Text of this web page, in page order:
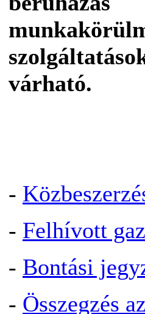
várható.
-
- Felhívott
- Bontási
- Összegzés